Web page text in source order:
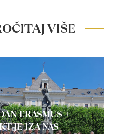
VIŠE
ERASMUS +
JE IZA NAS